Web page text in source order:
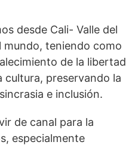
desde Cali- Valle del
mundo, teniendo como
de la libertad
cultura, preservando la
e inclusión.
de canal para la
especialmente